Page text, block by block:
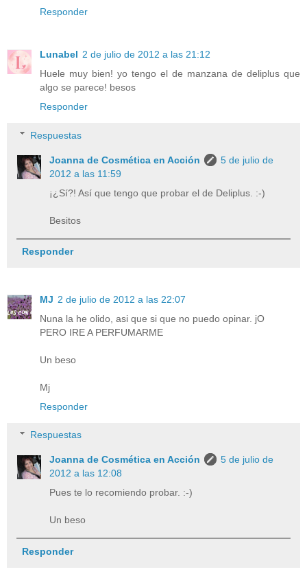
Responder
Lunabel 2 de julio de 2012 a las 21:12
Huele muy bien! yo tengo el de manzana de deliplus que
algo se parece! besos
Responder
Respuestas
Joanna de Cosmética en Acción
5 de julio de
2012 a las 11:59
¡¿Sí?! Así que tengo que probar el de Deliplus. :-)
Besitos
Responder
MJ 2 de julio de 2012 a las 22:07
Nuna la he olido, asi que si que no puedo opinar. jO
PERO IRE A PERFUMARME
Un beso
Mj
Responder
Respuestas
Joanna de Cosmética en Acción
5 de julio de
2012 a las 12:08
Pues te lo recomiendo probar. :-)
Un beso
Responder